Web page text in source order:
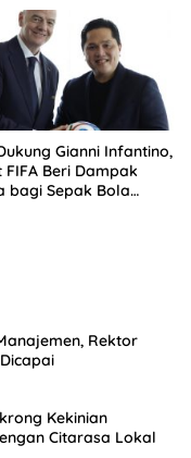
Gianni Infantino,
FIFA Beri Dampak
bagi Sepak Bola
Rektor
Kekinian
Citarasa Lokal